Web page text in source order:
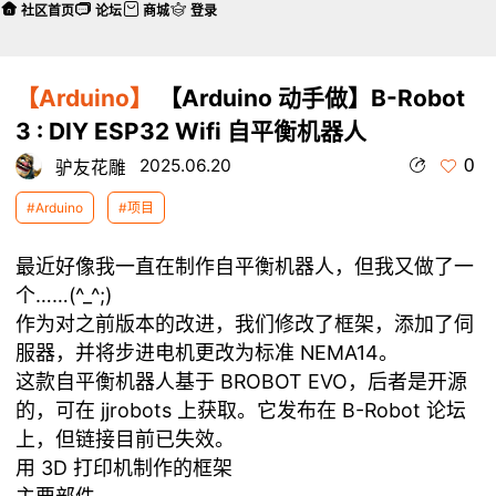
【Arduino】
【Arduino 动手做】B-Robot
3 : DIY ESP32 Wifi 自平衡机器人
驴友花雕 2025.06.20 0
#Arduino #项目
最近好像我一直在制作自平衡机器人，但我又做了一
个……(^_^;)
作为对之前版本的改进，我们修改了框架，添加了伺
服器，并将步进电机更改为标准 NEMA14。
这款自平衡机器人基于 BROBOT EVO，后者是开源
的，可在 jjrobots 上获取。它发布在 B-Robot 论坛
上，但链接目前已失效。
用 3D 打印机制作的框架
社区首页 论坛 商城 登录